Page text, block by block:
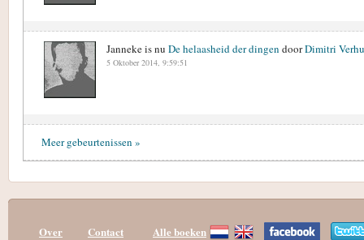
Janneke is nu De helaasheid der dingen doorDimitri
5 Oktober 2014, 9:59:51
Meer gebeurtenissen »
Over Contact Alle boeken